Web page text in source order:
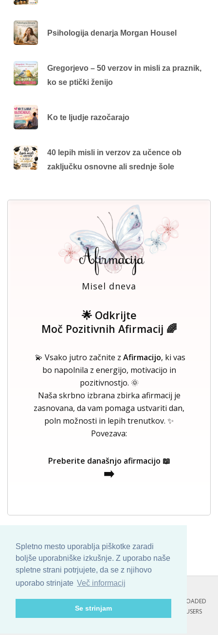
Spletno mesto uporablja piškotke zaradi
boljše uporabniške izkušnje. Z uporabo naše
spletne strani potrjujete, da se z njihovo
uporabo strinjate Več informacij
Se strinjam
Psihologija denarja Morgan Housel
Gregorjevo – 50 verzov in misli za praznik,
ko se ptički ženijo
Ko te ljudje razočarajo
40 lepih misli in verzov za učence ob
zaključku osnovne ali srednje šole
Misel dneva
🌟 Odkrijte
Moč Pozitivnih Afirmacij 🌈
💫 Vsako jutro začnite z Afirmacijo, ki vas
bo napolnila z energijo, motivacijo in
pozitivnostjo. 🌞
Naša skrbno izbrana zbirka afirmacij je
zasnovana, da vam pomaga ustvariti dan,
poln možnosti in lepih trenutkov. ✨
Povezava:
Preberite današnjo afirmacijo 📖
➡️
COPYRIGHT © 2013 - 2026 BYSKINBASE. ALL ARTWORK ARE UPLOADED
AND COPYRIGHTED TO ITS AUTHOR.
POZITIVNE MISLI : 108 USERS